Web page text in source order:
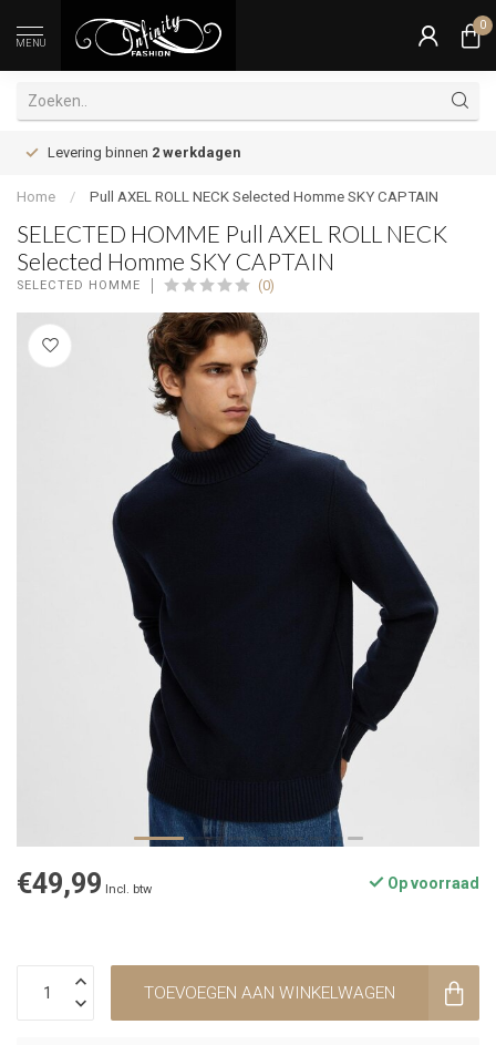
MENU
0
Levering binnen 2 werkdagen
Home / Pull AXEL ROLL NECK Selected Homme SKY CAPTAIN
SELECTED HOMME Pull AXEL ROLL NECK
Selected Homme SKY CAPTAIN
SELECTED HOMME (0)
€49,99 Incl. btw Op voorraad
TOEVOEGEN AAN WINKELWAGEN